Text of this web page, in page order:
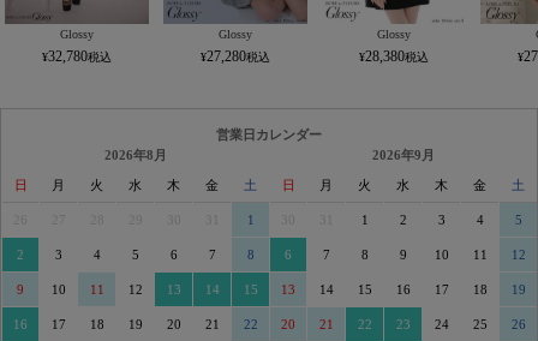
Glossy
32,780
Glossy
27,280
Glossy
28,380
営業日カレンダー
2026年8月
日 月 火 水 木 金 土
29 30 31 1
2 3 4 5 6 7 8
9 10 11 12 13 14 15
16 17 18 19 20 21 22
2026年9月
日 月 火 水 木 金 土
30 31 1 2 3 4 5
6 7 8 9 10 11 12
13 14 15 16 17 18 19
20 21 22 23 24 25 26